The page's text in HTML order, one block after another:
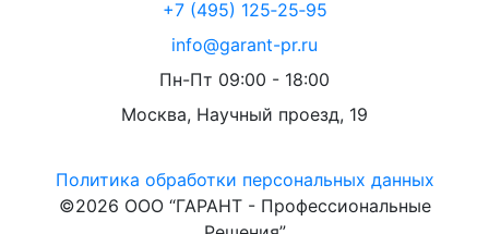
+7 (495) 125‑25‑95
info@garant-pr.ru
Пн-Пт 09:00 - 18:00
Москва, Научный проезд, 19
Политика обработки персональных данных
©2026 ООО “ГАРАНТ - Профессиональные